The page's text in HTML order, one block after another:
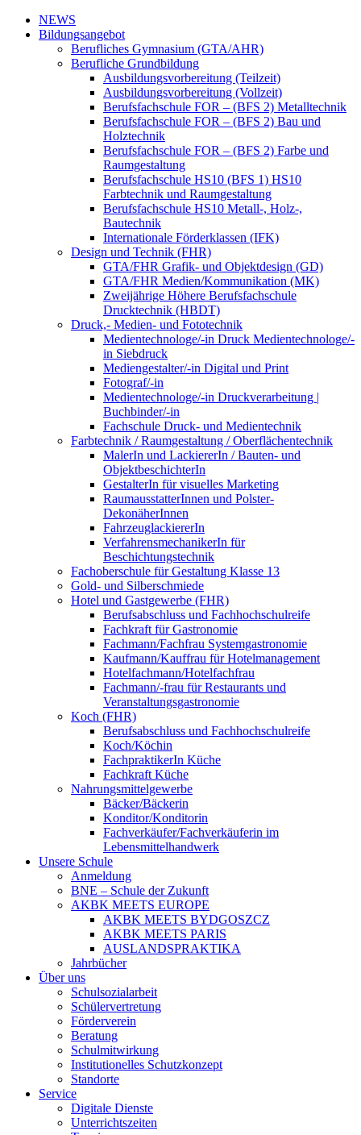
NEWS
Bildungsangebot
Berufliches Gymnasium (GTA/AHR)
Berufliche Grundbildung
Ausbildungsvorbereitung (Teilzeit)
Ausbildungsvorbereitung (Vollzeit)
Berufsfachschule FOR – (BFS 2) Metalltechnik
Berufsfachschule FOR – (BFS 2) Bau und
Holztechnik
Berufsfachschule FOR – (BFS 2) Farbe und
Raumgestaltung
Berufsfachschule HS10 (BFS 1) HS10
Farbtechnik und Raumgestaltung
Berufsfachschule HS10 Metall-, Holz-,
Bautechnik
Internationale Förderklassen (IFK)
Design und Technik (FHR)
GTA/FHR Grafik- und Objektdesign (GD)
GTA/FHR Medien/Kommunikation (MK)
Zweijährige Höhere Berufsfachschule
Drucktechnik (HBDT)
Druck,- Medien- und Fototechnik
Medientechnologe/-in Druck Medientechnologe/-
in Siebdruck
Mediengestalter/-in Digital und Print
Fotograf/-in
Medientechnologe/-in Druckverarbeitung |
Buchbinder/-in
Fachschule Druck- und Medientechnik
Farbtechnik / Raumgestaltung / Oberflächentechnik
MalerIn und LackiererIn / Bauten- und
ObjektbeschichterIn
GestalterIn für visuelles Marketing
RaumausstatterInnen und Polster-
DekonäherInnen
FahrzeuglackiererIn
VerfahrensmechanikerIn für
Beschichtungstechnik
Fachoberschule für Gestaltung Klasse 13
Gold- und Silberschmiede
Hotel und Gastgewerbe (FHR)
Berufsabschluss und Fachhochschulreife
Fachkraft für Gastronomie
Fachmann/Fachfrau Systemgastronomie
Kaufmann/Kauffrau für Hotelmanagement
Hotelfachmann/Hotelfachfrau
Fachmann/-frau für Restaurants und
Veranstaltungsgastronomie
Koch (FHR)
Berufsabschluss und Fachhochschulreife
Koch/Köchin
FachpraktikerIn Küche
Fachkraft Küche
Nahrungsmittelgewerbe
Bäcker/Bäckerin
Konditor/Konditorin
Fachverkäufer/Fachverkäuferin im
Lebensmittelhandwerk
Unsere Schule
Anmeldung
BNE – Schule der Zukunft
AKBK MEETS EUROPE
AKBK MEETS BYDGOSZCZ
AKBK MEETS PARIS
AUSLANDSPRAKTIKA
Jahrbücher
Über uns
Schulsozialarbeit
Schülervertretung
Förderverein
Beratung
Schulmitwirkung
Institutionelles Schutzkonzept
Standorte
Service
Digitale Dienste
Unterrichtszeiten